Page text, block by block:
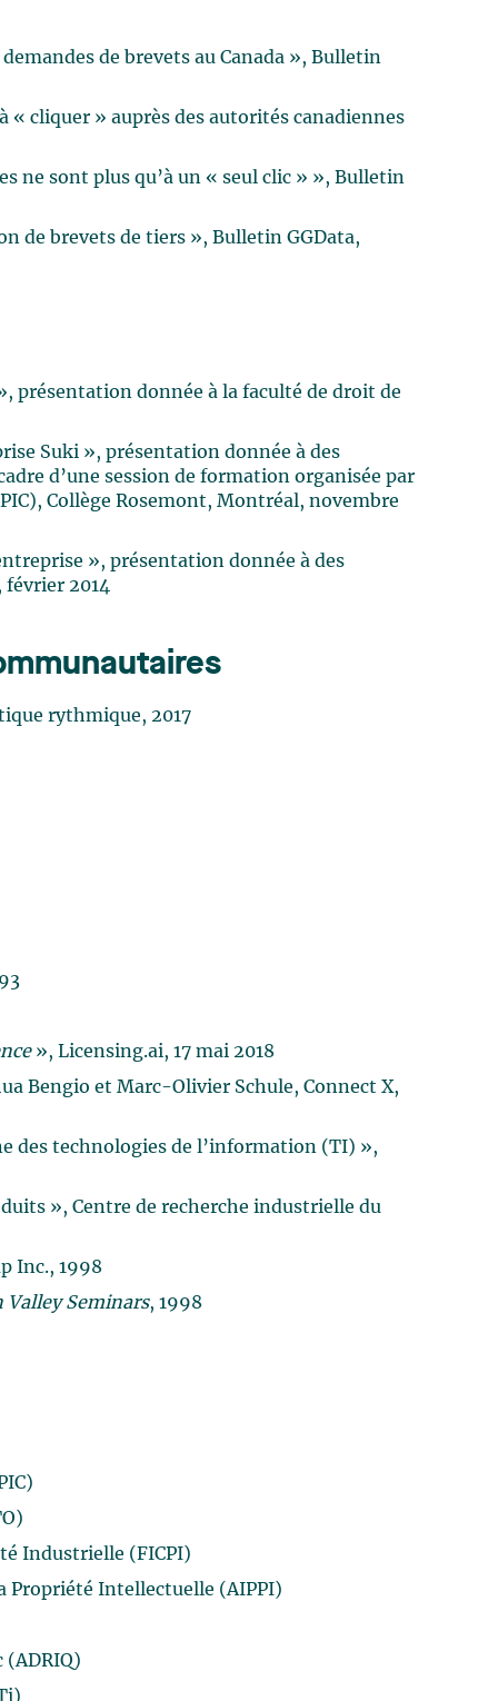
de brevets au Canada », Bulletin
« cliquer » auprès des autorités canadiennes
ne sont plus qu’à un « seul clic » », Bulletin
de brevets de tiers », Bulletin GGData,
présentation donnée à la faculté de droit de
Suki », présentation donnée à des
d’une session de formation organisée par
Collège Rosemont, Montréal, novembre
», présentation donnée à des
2014
rythmique, 2017
», Licensing.ai, 17 mai 2018
Bengio et Marc-Olivier Schule, Connect X,
des technologies de l’information (TI) »,
», Centre de recherche industrielle du
Inc., 1998
Valley Seminars, 1998
Industrielle (FICPI)
Propriété Intellectuelle (AIPPI)
(ADRIQ)